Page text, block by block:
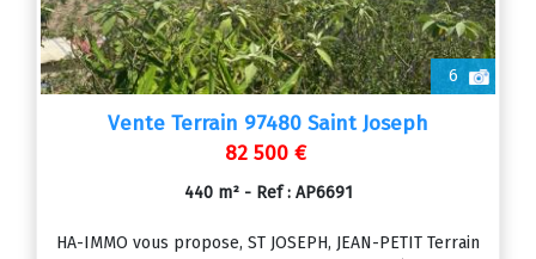
6
Vente Terrain 97480 Saint Joseph
82 500 €
440 m² - Ref : AP6691
HA-IMMO vous propose, ST JOSEPH, JEAN-PETIT Terrain